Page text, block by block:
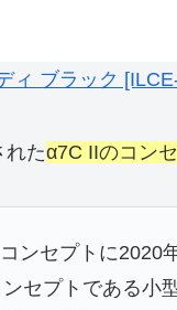
ィ ブラック
れたα7C IIのコン
コンセプトに
セプトである小